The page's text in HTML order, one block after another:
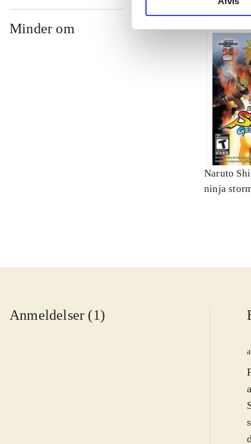
Minder om
Naruto
ninja
Anmeldelser (1)